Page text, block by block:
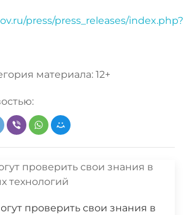
press/press_releases/index.php?
материала: 12+
проверить свои знания в